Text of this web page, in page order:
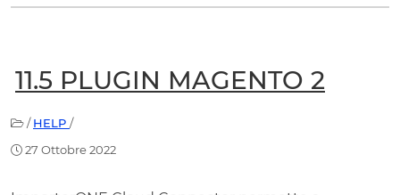
11.5 PLUGIN MAGENTO 2
/HELP /
27 Ottobre 2022